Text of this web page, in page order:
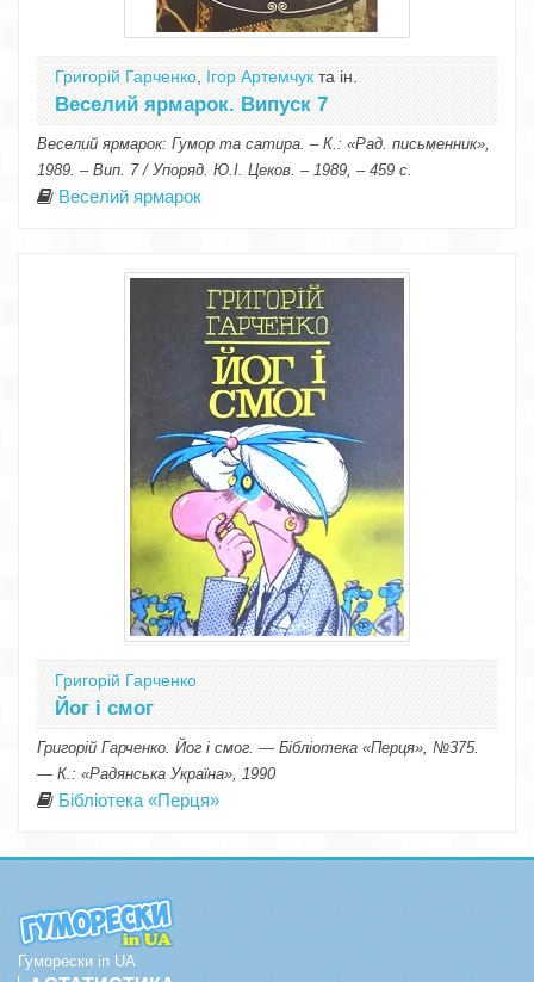
Григорій Гарченко Ігор Артемчук та ін.
Веселий ярмарок. Випуск 7
Веселий ярмарок: Гумор та сатира. – К.: «Рад. письменник»,
1989. – Вип. 7 / Упоряд. Ю.І. Цеков. – 1989, – 459 с.
Веселий ярмарок
Григорій Гарченко
Йог і смог
Григорій Гарченко. Йог і смог. — Бібліотека «Перця», №375.
— К.: «Радянська Україна», 1990
Бібліотека «Перця»
Гуморески in UA